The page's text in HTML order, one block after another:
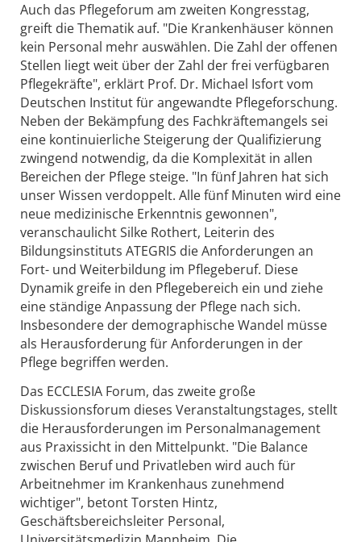
Auch das Pflegeforum am zweiten Kongresstag,
greift die Thematik auf. "Die Krankenhäuser können
kein Personal mehr auswählen. Die Zahl der offenen
Stellen liegt weit über der Zahl der frei verfügbaren
Pflegekräfte", erklärt Prof. Dr. Michael Isfort vom
Deutschen Institut für angewandte Pflegeforschung.
Neben der Bekämpfung des Fachkräftemangels sei
eine kontinuierliche Steigerung der Qualifizierung
zwingend notwendig, da die Komplexität in allen
Bereichen der Pflege steige. "In fünf Jahren hat sich
unser Wissen verdoppelt. Alle fünf Minuten wird eine
neue medizinische Erkenntnis gewonnen",
veranschaulicht Silke Rothert, Leiterin des
Bildungsinstituts ATEGRIS die Anforderungen an
Fort- und Weiterbildung im Pflegeberuf. Diese
Dynamik greife in den Pflegebereich ein und ziehe
eine ständige Anpassung der Pflege nach sich.
Insbesondere der demographische Wandel müsse
als Herausforderung für Anforderungen in der
Pflege begriffen werden.
Das ECCLESIA Forum, das zweite große
Diskussionsforum dieses Veranstaltungstages, stellt
die Herausforderungen im Personalmanagement
aus Praxissicht in den Mittelpunkt. "Die Balance
zwischen Beruf und Privatleben wird auch für
Arbeitnehmer im Krankenhaus zunehmend
wichtiger", betont Torsten Hintz,
Geschäftsbereichsleiter Personal,